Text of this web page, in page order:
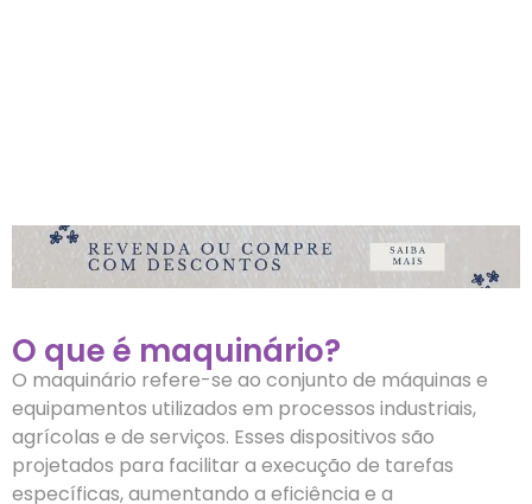
O que é maquinário?
O maquinário refere-se ao conjunto de máquinas e
equipamentos utilizados em processos industriais,
agrícolas e de serviços. Esses dispositivos são
projetados para facilitar a execução de tarefas
específicas, aumentando a eficiência e a